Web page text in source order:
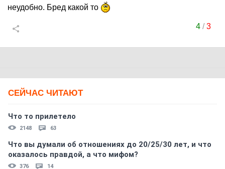
неудобно. Бред какой то
4/3
СЕЙЧАС ЧИТАЮТ
Что то прилетело
2148 63
Что вы думали об отношениях до 20/25/30 лет, и что
оказалось правдой, а что мифом?
376 14